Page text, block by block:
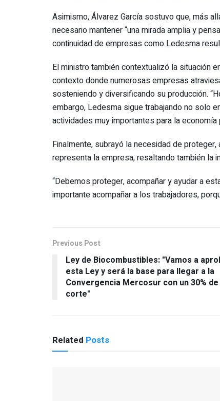
Asimismo, Álvarez García sostuvo que, más
necesario mantener “una mirada amplia y
continuidad de empresas como Ledesma
El ministro también contextualizó la situación
contexto donde numerosas empresas
sosteniendo y diversificando su producción.
embargo, Ledesma sigue trabajando no solo
actividades muy importantes para la economía
Finalmente, subrayó la necesidad de
representa la empresa, resaltando también la
“Debemos proteger, acompañar y ayudar a
importante acompañar a los trabajadores,
Previous Post
Ley de Biocombustibles: "Vamos a
esta Ley y será la base para llegar a la
Convergencia Mercosur con un 30% de
corte"
Related Posts